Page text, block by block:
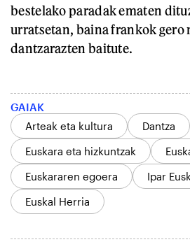
bestelako paradak ematen
urratsetan, baina frankok gero
dantzarazten baitute.
GAIAK
Arteak eta kultura
Dantza
Euskara eta hizkuntzak
Euskararen egoera
Ipar
Euskal Herria